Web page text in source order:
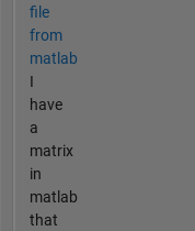
file
from
matlab
I
have
a
matrix
in
matlab
that